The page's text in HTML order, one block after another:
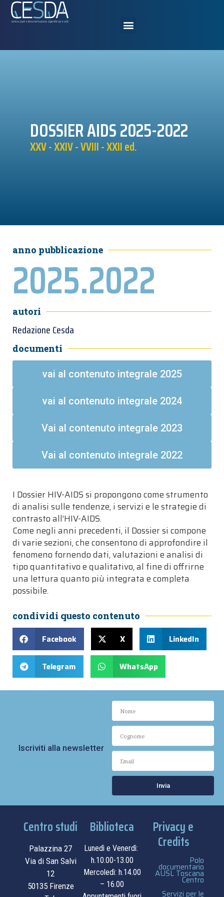
DOSSIER AIDS 2025-2022
XXV - XXIV - VVIII - XXII ed.
I Dossier HIV-AIDS si propongono come strumento
di analisi sulle tendenze, i servizi e le strategie di
contrasto all’HIV-AIDS.
Come negli anni precedenti, il Dossier si compone
di varie sezioni, che consentono di approfondire il
fenomeno fornendo dati, valutazioni e analisi di
tipo quantitativo e qualitativo, al fine di offrirne
una lettura quanto più integrata e completa
possibile.
condividi questo contenuto
Facebook
X LinkedIn
Telegram WhatsApp
anno pubblicazione
2025.2022
autori
Redazione Cesda
documenti
vai al contenuto integrale 2025
vai al contenuto integrale 2024
Vai al contenuto integrale 2023
Vai al contenuto integrale 2022
Iscriviti alla newsletter
Invia
Centro studi
Palazzina 27
Via di San Salvi
12
50135 Firenze
Biblioteca
Lunedì e Venerdì:
h.10.00-13.00
Mercoledì: h.14.00
– 16.00
Privacy e
Credits
Polo
documentario
AUSL Toscana
Centro
Servizi per le